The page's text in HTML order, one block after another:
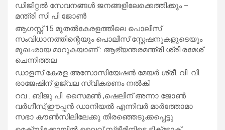
ഡിജിറ്റൽ സേവനങ്ങൾ ജനങ്ങളിലേക്കെത്തിക്കും –
മന്ത്രി സി പി ജോൺ
ആഗസ്റ്റ് 15 മുതല്‍കേരളത്തിലെ പൊലീസ്
സംവിധാനത്തിന്റെയും പൊലീസ് സ്റ്റേഷനുകളുടെയും
മുഖഛായ മാറുകയാണ് : ആഭ്യന്തരമന്ത്രി ശ്രീ.രമേശ്
ചെന്നിത്തല
ഡാളസ് കേരള അസോസിയേഷൻ മേയർ ശ്രീ. വി. വി.
രാജേഷിന് ഉജ്വല സ്വീകരണം നൽകി
റവ . ബിജു പി. സൈമൺ ,ഷെലിന് അന്നാ ജോൺ
വർഗീസ്,ഈപ്പൻ ഡാനിയൽ എന്നിവർ മാർത്തോമാ
സഭാ കൗൺസിലിലേക്കു തിരഞ്ഞെടുക്കപ്പെട്ടു